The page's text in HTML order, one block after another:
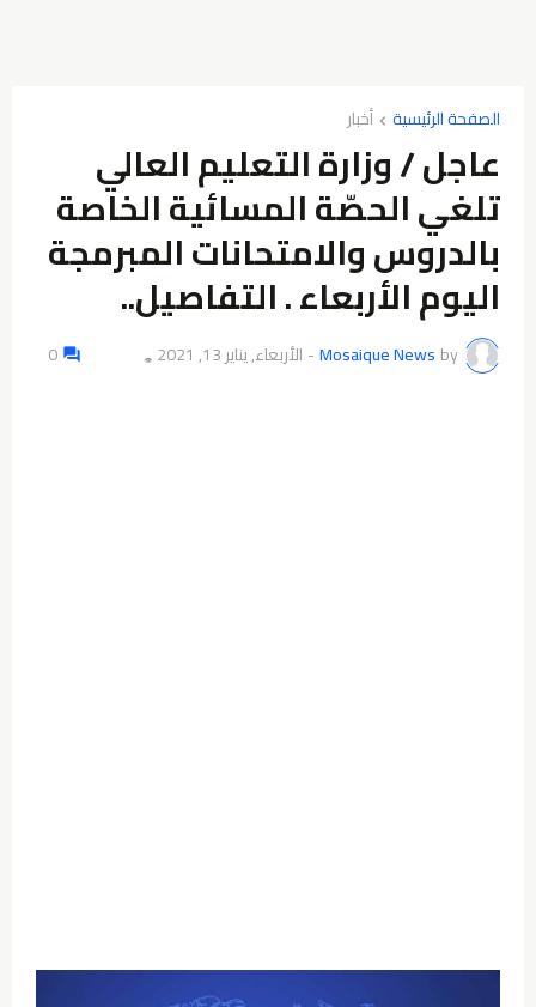
الصفحة الرئيسية أخبار
عاجل / وزارة التعليم العالي
تلغي الحصّة المسائية الخاصة
بالدروس والامتحانات المبرمجة
اليوم الأربعاء . التفاصيل.. ‏
by
Mosaique News
- الأربعاء, يناير 13, 2021 👁️
0